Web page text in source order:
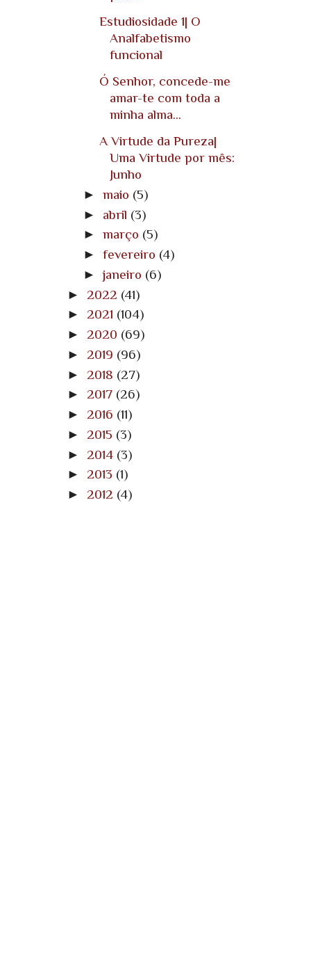
Estudiosidade 1| O
Analfabetismo
funcional
Ó Senhor, concede-me
amar-te com toda a
minha alma...
A Virtude da Pureza|
Uma Virtude por mês:
Junho
► maio (5)
► abril (3)
► março (5)
► fevereiro (4)
►janeiro (6)
► 2022 (41)
► 2021 (104)
► 2020 (69)
► 2019 (96)
► 2018 (27)
► 2017 (26)
► 2016 (11)
► 2015 (3)
► 2014 (3)
► 2013 (1)
► 2012 (4)